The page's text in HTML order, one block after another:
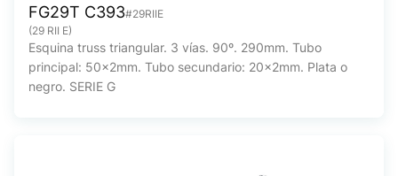
FG29T C393#29RIIE
(29 RII E)
Esquina truss triangular. 3 vías. 90º. 290mm. Tubo
principal: 50x2mm. Tubo secundario: 20x2mm. Plata o
negro. SERIE G